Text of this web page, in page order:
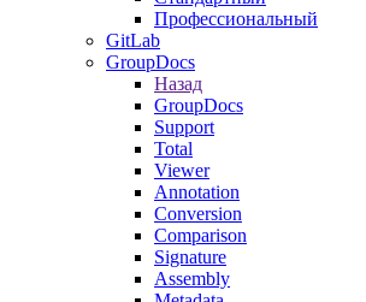
Профессиональный
GitLab
GroupDocs
Назад
GroupDocs
Support
Total
Viewer
Annotation
Conversion
Comparison
Signature
Assembly